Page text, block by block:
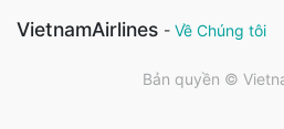
VietnamAirlines - Về Chúng tôi
Bản quyền ©